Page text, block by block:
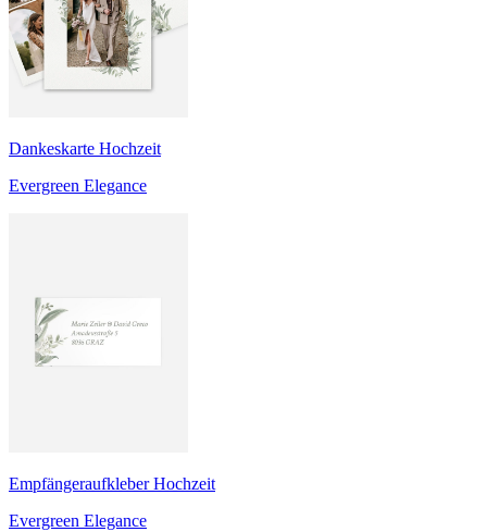
Dankeskarte Hochzeit
Evergreen Elegance
Empfängeraufkleber Hochzeit
Evergreen Elegance